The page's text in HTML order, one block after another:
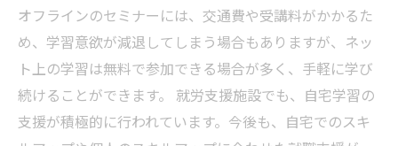
オフラインのセミナーには、交通費や受講料がかかるた
め、学習意欲が減退してしまう場合もありますが、ネッ
ト上の学習は無料で参加できる場合が多く、手軽に学び
続けることができます。 就労支援施設でも、自宅学習の
支援が積極的に行われています。今後も、自宅でのスキ